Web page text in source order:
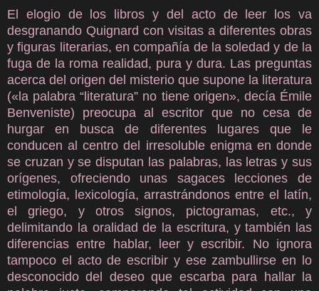
El elogio de los libros y del acto de leer los va
desgranando Quignard con visitas a diferentes obras
y figuras literarias, en compañía de la soledad y de la
fuga de la roma realidad, pura y dura. Las preguntas
acerca del origen del misterio que supone la literatura
(«la palabra “literatura” no tiene origen», decía Émile
Benveniste) preocupa al escritor que no cesa de
hurgar en busca de diferentes lugares que le
conducen al centro del irresoluble enigma en donde
se cruzan y se disputan las palabras, las letras y sus
orígenes, ofreciendo unas sagaces lecciones de
etimología, lexicología, arrastrándonos entre el latín,
el griego, y otros signos, pictogramas, etc., y
delimitando la oralidad de la escritura, y también las
diferencias entre hablar, leer y escribir. No ignora
tampoco el acto de escribir y ese zambullirse en lo
desconocido del deseo que escarba para hallar la